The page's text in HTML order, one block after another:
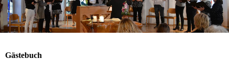
Gästebuch